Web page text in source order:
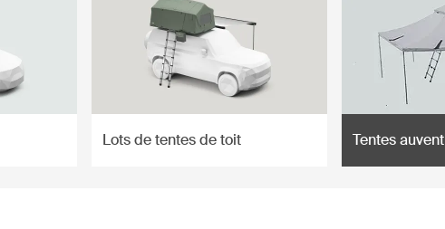
Lots de tentes de toit Tentes auvent